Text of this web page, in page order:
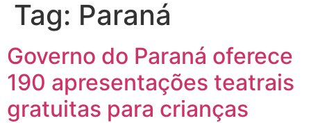
Tag: Paraná
Governo do Paraná oferece
190 apresentações teatrais
gratuitas para crianças